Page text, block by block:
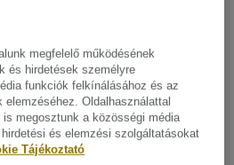
vinil falburkolat, amely vizes
gyógyászati és idősek
vagy az oktatási
és öltözőszekrényeiben
falburkolat tűzálló, könnyen
ellenáll a karcolásoknak és
teljes vizes helyiség koncepció
s2, d0)
megfelelő működésének
és hirdetések személyre
funkciók felkínálásához és az
elemzéséhez. Oldalhasználattal
megosztunk a közösségi média
és elemzési szolgáltatásokat
Tájékoztató